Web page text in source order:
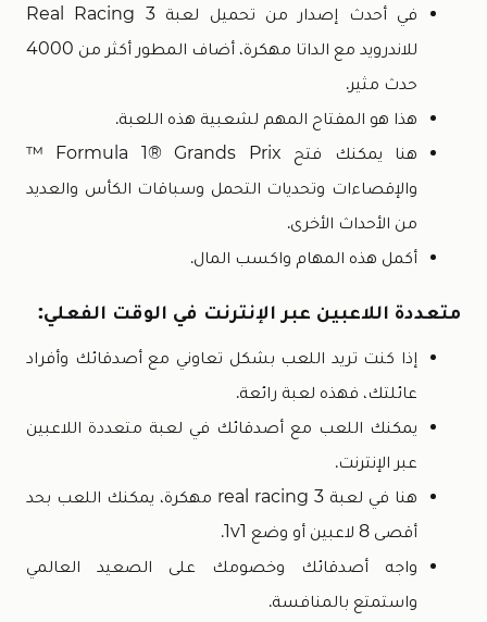
في أحدث إصدار من تحميل لعبة Real Racing 3
للاندرويد مع الداتا مهكرة، أضاف المطور أكثر من 4000
حدث مثير.
هذا هو المفتاح المهم لشعبية هذه اللعبة.
هنا يمكنك فتح Formula 1® Grands Prix ™
والإقصاءات وتحديات التحمل وسباقات الكأس والعديد
من الأحداث الأخرى.
أكمل هذه المهام واكسب المال.
متعددة اللاعبين عبر الإنترنت في الوقت الفعلي:
إذا كنت تريد اللعب بشكل تعاوني مع أصدقائك وأفراد
عائلتك، فهذه لعبة رائعة.
يمكنك اللعب مع أصدقائك في لعبة متعددة اللاعبين
عبر الإنترنت.
هنا في لعبة real racing 3 مهكرة، يمكنك اللعب بحد
أقصى 8 لاعبين أو وضع 1v1.
واجه أصدقائك وخصومك على الصعيد العالمي
واستمتع بالمنافسة.